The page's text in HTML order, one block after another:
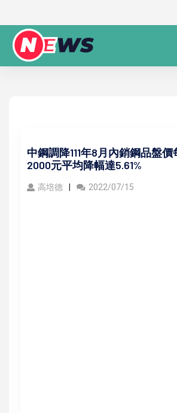
中鋼調降111年8月內銷鋼品盤
2000元平均降幅達5.61%
高培德 2022/07/15